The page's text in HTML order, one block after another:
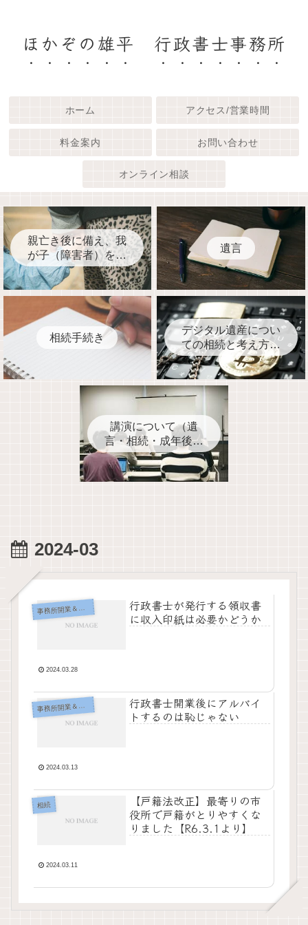
ほかぞの雄平 行政書士事務所
ホーム アクセス/営業時間
料金案内 お問い合わせ
オンライン相談
親亡き後に備え、我
が子（障害者）を守
るために今、何をす
べきか
遺言
相続手続き
デジタル遺産につい
ての相続と考え方と
事前対処
講演について（遺
言・相続・成年後見
人・家族信託・死後
事務契約など
2024-03
事
務所開業＆運営
行政書士が発行する領収書
に収入印紙は必要かどうか
2024.03.28
事
務所開業＆運営
行政書士開業後にアルバイ
トするのは恥じゃない
2024.03.13
相続
【戸籍法改正】最寄りの市
役所で戸籍がとりやすくな
りました【R6.3.1より】
2024.03.11